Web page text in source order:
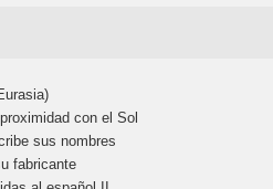
con el Sol
sus nombres
fabricante